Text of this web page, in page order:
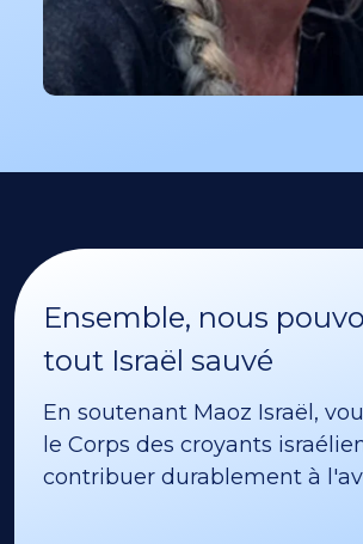
Ensemble, nous
tout Israël sauvé
En soutenant Maoz Israël,
le Corps des croyants
contribuer durablement à